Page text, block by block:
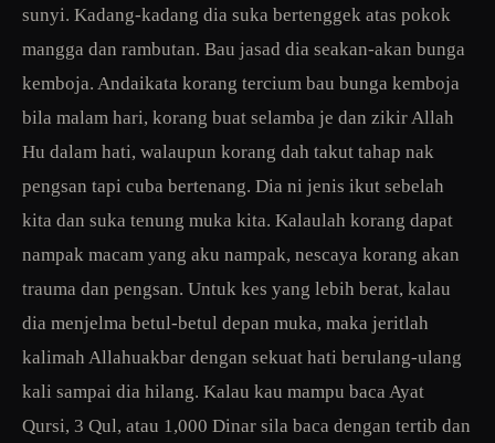
sunyi. Kadang-kadang dia suka bertenggek atas pokok
mangga dan rambutan. Bau jasad dia seakan-akan bunga
kemboja. Andaikata korang tercium bau bunga kemboja
bila malam hari, korang buat selamba je dan zikir Allah
Hu dalam hati, walaupun korang dah takut tahap nak
pengsan tapi cuba bertenang. Dia ni jenis ikut sebelah
kita dan suka tenung muka kita. Kalaulah korang dapat
nampak macam yang aku nampak, nescaya korang akan
trauma dan pengsan. Untuk kes yang lebih berat, kalau
dia menjelma betul-betul depan muka, maka jeritlah
kalimah Allahuakbar dengan sekuat hati berulang-ulang
kali sampai dia hilang. Kalau kau mampu baca Ayat
Qursi, 3 Qul, atau 1,000 Dinar sila baca dengan tertib dan